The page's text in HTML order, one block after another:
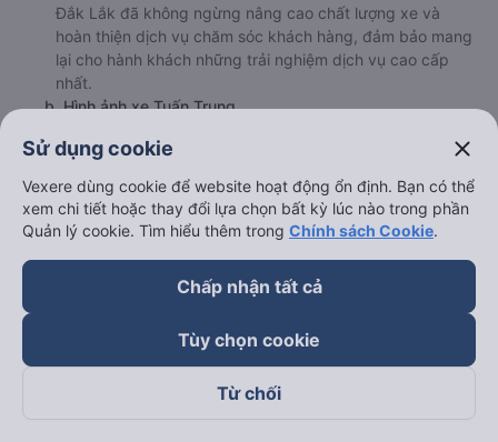
Đắk Lắk đã không ngừng nâng cao chất lượng xe và
hoàn thiện dịch vụ chăm sóc khách hàng, đảm bảo mang
lại cho hành khách những trải nghiệm dịch vụ cao cấp
nhất.
b. Hình ảnh xe Tuấn Trung
Sử dụng cookie close
Vexere dùng cookie để website hoạt động ổn định. Bạn có thể
xem chi tiết hoặc thay đổi lựa chọn bất kỳ lúc nào trong phần
Quản lý cookie. Tìm hiểu thêm trong Chính sách Cookie.
Chấp nhận tất cả
Tùy chọn cookie
Từ chối